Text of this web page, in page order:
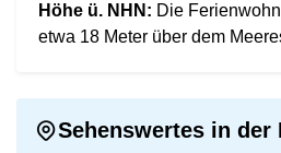
Höhe ü. NHN: Die
etwa 18 Meter über dem
Sehenswertes in der